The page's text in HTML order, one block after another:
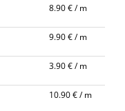
8.90 € / m
9.90 € / m
3.90 € / m
10.90 € / m